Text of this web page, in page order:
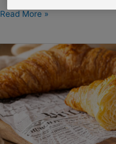
Read More »
Franse
Croissants
(met
FermenSon
Booster)